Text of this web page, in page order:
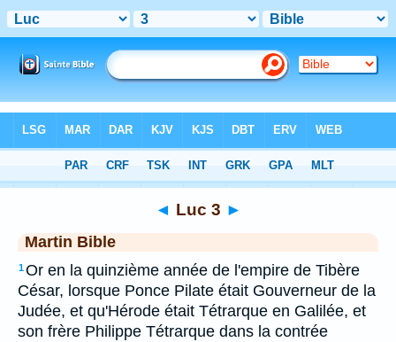
◄ Luc 3 ►
Martin Bible
1Or en la quinzième année de l'empire de Tibère
César, lorsque Ponce Pilate était Gouverneur de la
Judée, et qu'Hérode était Tétrarque en Galilée, et
son frère Philippe Tétrarque dans la contrée